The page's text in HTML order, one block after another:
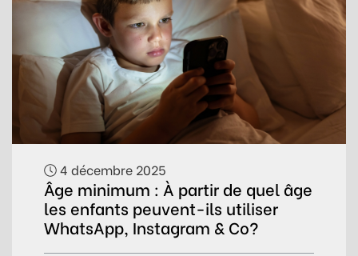
4 décembre 2025
Âge minimum : À partir de quel âge
les enfants peuvent-ils utiliser
WhatsApp, Instagram & Co?